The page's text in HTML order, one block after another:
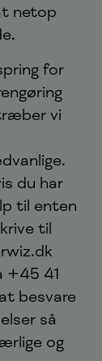
netop
for
vi
du har
til enten
til
+45 41
besvare
så
og